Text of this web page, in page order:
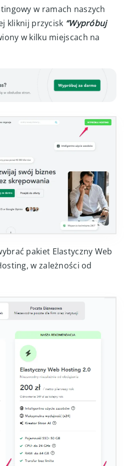
w ramach naszych
kliknij przycisk “Wypróbuj
w kilku miejscach na
pakiet Elastyczny Web
w zależności od